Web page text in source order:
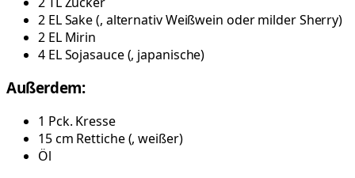
2 ELSake(, alternativ Weißwein oder milder Sherry)
2 EL Mirin
4 ELSojasauce(, japanische)
Außerdem:
1 Pck. Kresse
15cm Rettiche(, weißer)
Öl